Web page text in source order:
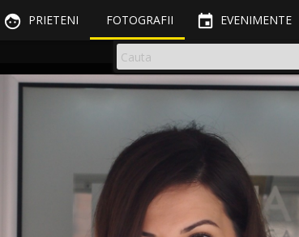
 PRIETENI FOTOGRAFII  EVENIMENTE